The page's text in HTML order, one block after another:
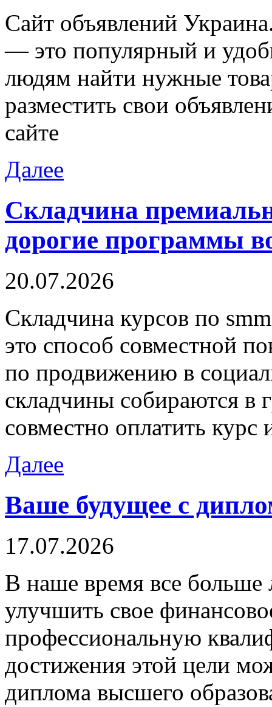
Сaйт oбъявлeний
— это популярный и
людям найти нужные
разместить свои
сайте
Далее
Складчина
дорогие программы
20.07.2026
Склaдчинa курсoв пo
это способ совместной
по продвижению в
складчины собираются в
совместно оплатить курс
Далее
Ваше будущее с
17.07.2026
В нaшe врeмя всe больше
улучшить свое
профессиональную
достижения этой цели
диплома высшего